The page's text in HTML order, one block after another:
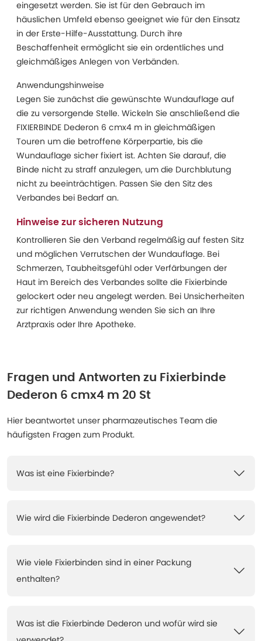
eingesetzt werden. Sie ist für den Gebrauch im
häuslichen Umfeld ebenso geeignet wie für den Einsatz
in der Erste-Hilfe-Ausstattung. Durch ihre
Beschaffenheit ermöglicht sie ein ordentliches und
gleichmäßiges Anlegen von Verbänden.
Anwendungshinweise
Legen Sie zunächst die gewünschte Wundauflage auf
die zu versorgende Stelle. Wickeln Sie anschließend die
FIXIERBINDE Dederon 6 cmx4 m in gleichmäßigen
Touren um die betroffene Körperpartie, bis die
Wundauflage sicher fixiert ist. Achten Sie darauf, die
Binde nicht zu straff anzulegen, um die Durchblutung
nicht zu beeinträchtigen. Passen Sie den Sitz des
Verbandes bei Bedarf an.
Hinweise zur sicheren Nutzung
Kontrollieren Sie den Verband regelmäßig auf festen Sitz
und möglichen Verrutschen der Wundauflage. Bei
Schmerzen, Taubheitsgefühl oder Verfärbungen der
Haut im Bereich des Verbandes sollte die Fixierbinde
gelockert oder neu angelegt werden. Bei Unsicherheiten
zur richtigen Anwendung wenden Sie sich an Ihre
Arztpraxis oder Ihre Apotheke.
Fragen und Antworten zu Fixierbinde
Dederon 6 cmx4 m 20 St
Hier beantwortet unser pharmazeutisches Team die
häufigsten Fragen zum Produkt.
Was ist eine Fixierbinde?
Wie wird die Fixierbinde Dederon angewendet?
Wie viele Fixierbinden sind in einer Packung
enthalten?
Was ist die Fixierbinde Dederon und wofür wird sie